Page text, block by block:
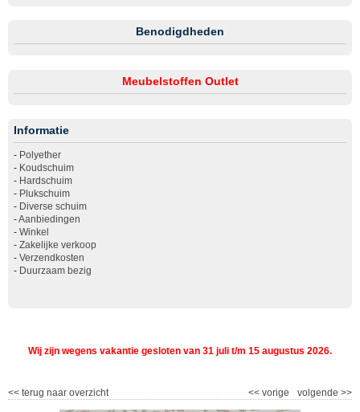
Benodigdheden
Meubelstoffen Outlet
Informatie
- Polyether
- Koudschuim
- Hardschuim
- Plukschuim
- Diverse schuim
-Aanbiedingen
- Winkel
- Zakelijke verkoop
- Verzendkosten
- Duurzaam bezig
Wij zijn wegens vakantie gesloten van 31 juli t/m 15 augustus 2026.
<< terug naar overzicht volgende >>
<< vorige